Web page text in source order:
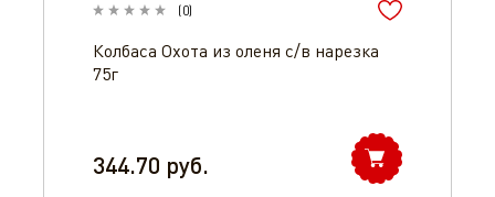
(0)
Колбаса Охота из оленя с/в нарезка
75г
344.70 руб.